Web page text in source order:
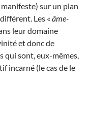
manifeste) sur un plan
Les « âme-
leur domaine
et donc de
qui sont, eux-mêmes,
incarné (le cas de le